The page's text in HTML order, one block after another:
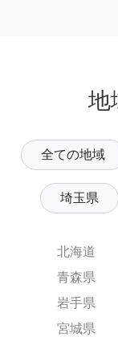
地
全ての地域
埼玉県
北海道
青森県
岩手県
宮城県